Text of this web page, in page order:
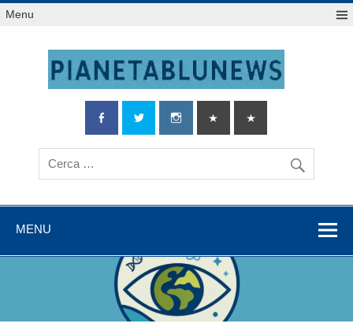
Salta
alMenu
MENU